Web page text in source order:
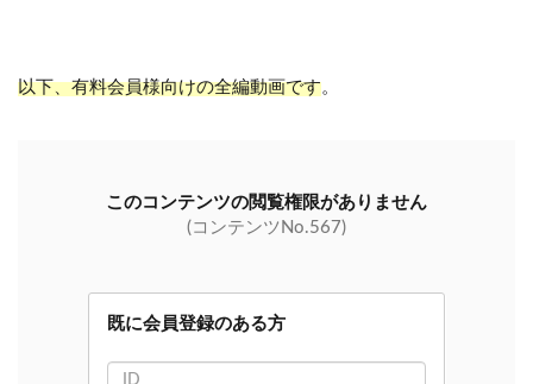
以下、有料会員様向けの全編動画です。